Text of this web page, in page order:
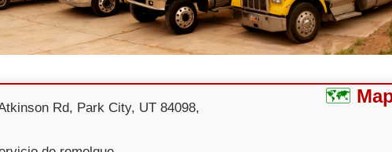
Rd, Park City, UT 84098,